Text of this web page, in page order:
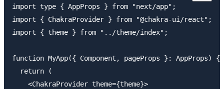
import type { AppProps } from "next/app";
import { ChakraProvider } from "@chakra-ui/react";
import { theme } from "../theme/index";
function MyApp({ Component, pageProps }: AppProps) {
  return (
    <ChakraProvider theme={theme}>